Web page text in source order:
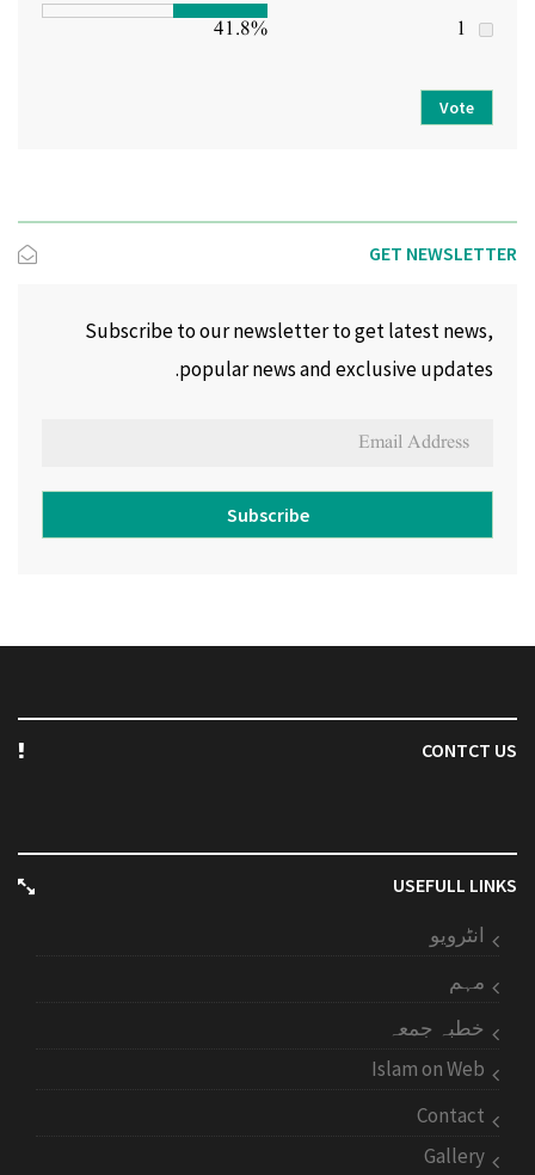
1
41.8%
Vote
GET NEWSLETTER
Subscribe to our newsletter to get latest news,
popular news and exclusive updates.
Subscribe
CONTCT US
USEFULL LINKS
انٹرویو
مہم
خطبہ جمعہ
Islam on Web
Contact
Gallery